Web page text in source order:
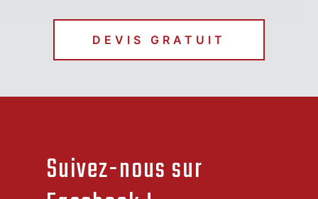
DEVIS GRATUIT
Suivez-nous sur